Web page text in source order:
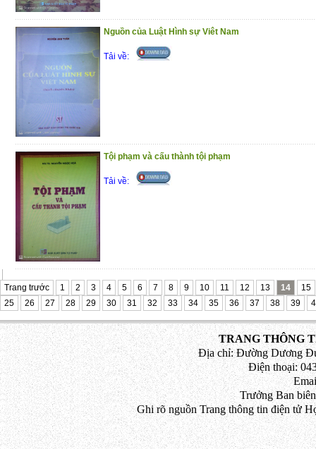
Nguồn của Luật Hình sự Viêt Nam
Tải về:
Tội phạm và cấu thành tội phạm
Tải về:
Trang trước 1 2 3 4 5 6 7 8 9 10 11 12 13 14
15
25
26 27 28 29 30 31 32 33 34 35 36 37 38 39
TRANG THÔNG
Địa chỉ: Đường Dương
Điện thoại:
Trưởng Ban
Ghi rõ nguồn Trang thông tin điện tử